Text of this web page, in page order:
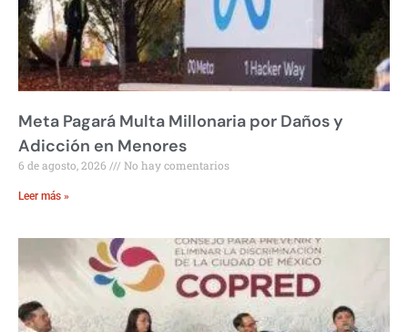
Meta Pagará Multa Millonaria por Daños y
Adicción en Menores
6 de agosto, 2026 No hay comentarios
Leer más »